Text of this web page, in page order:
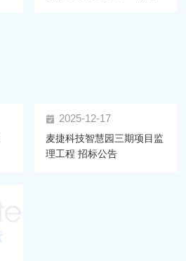
2025-12-17
麦捷科技智慧园三期项目监
理工程 招标公告